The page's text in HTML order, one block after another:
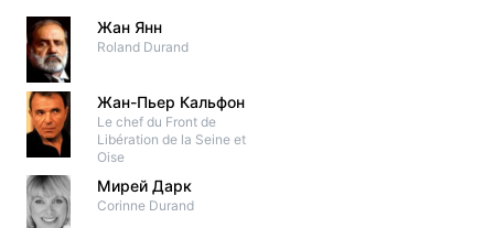
Жан Янн
Roland Durand
Жан-Пьер Кальфон
Le chef du Front de
Libération de la Seine et
Oise
Мирей Дарк
Corinne Durand